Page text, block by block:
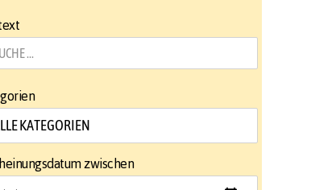
zwischen